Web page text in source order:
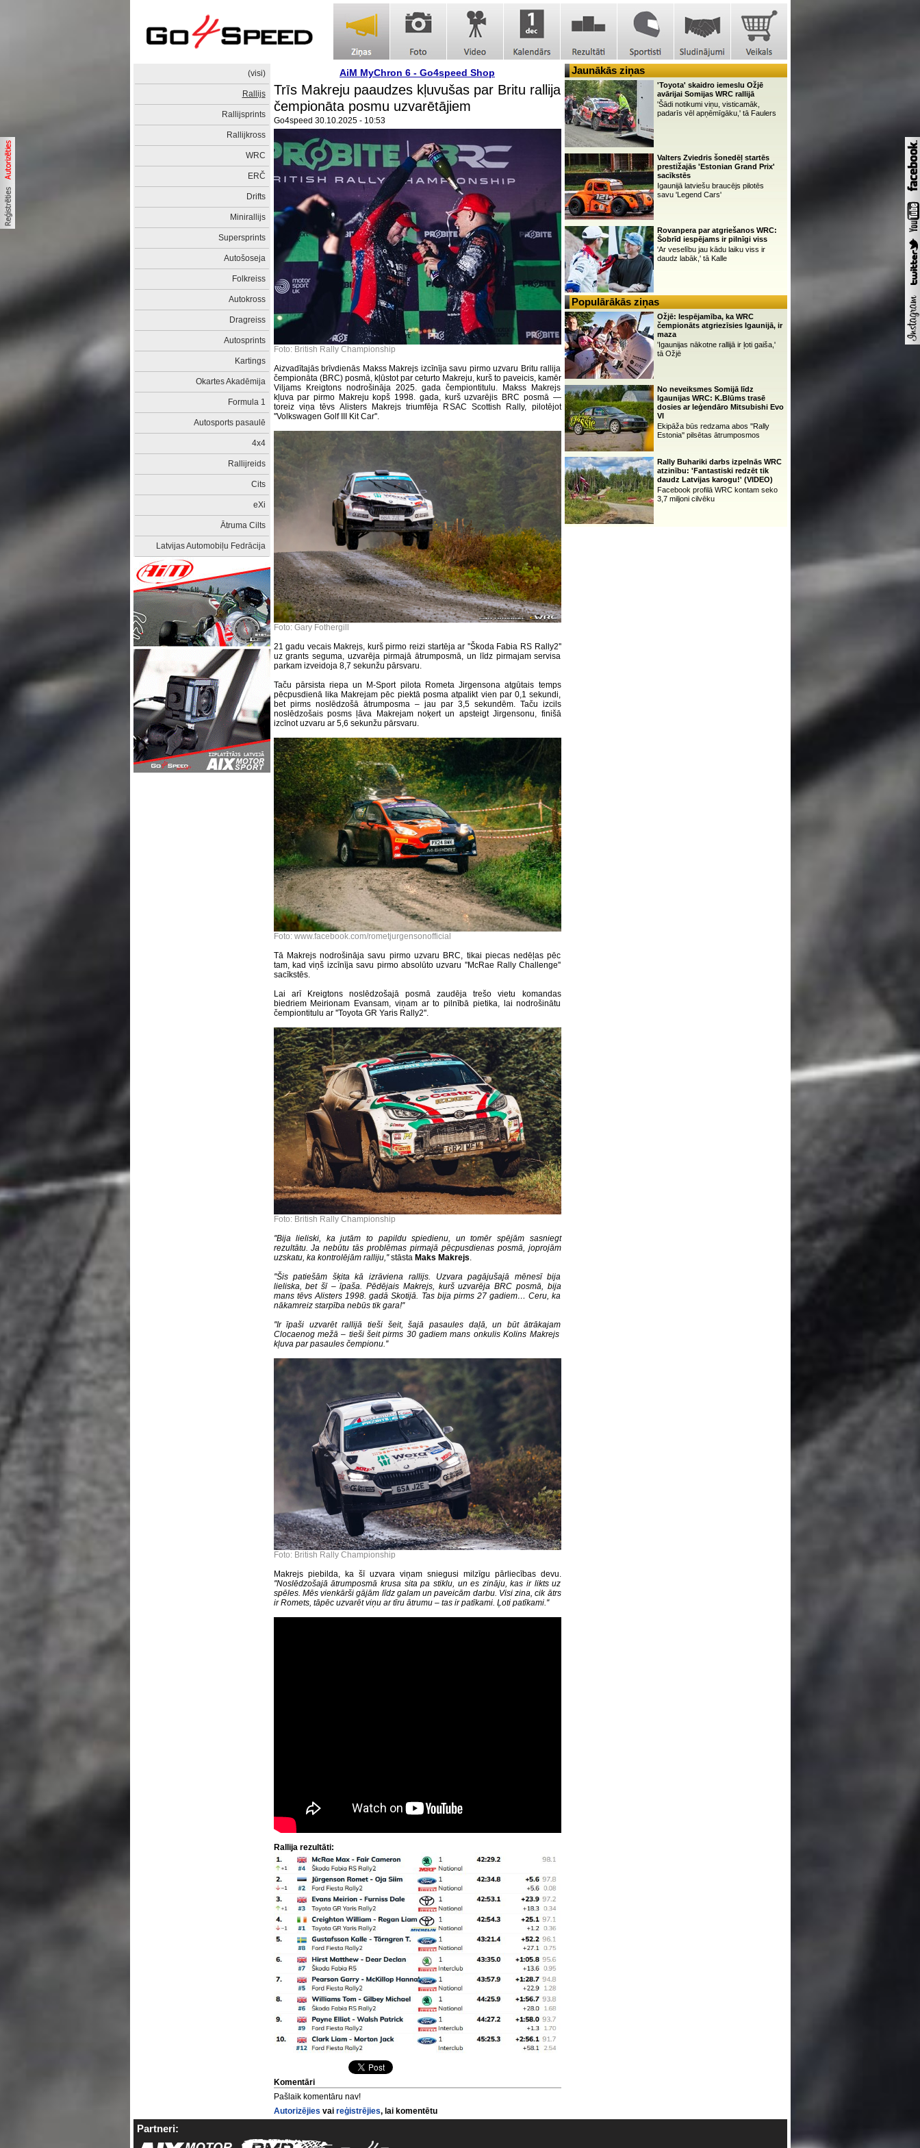
(visi)
Rallijs
Rallijsprints
Rallijkross
WRC
ERČ
Drifts
Minirallijs
Supersprints
Autošoseja
Folkreiss
Autokross
Dragreiss
Autosprints
Kartings
Okartes Akadēmija
Formula 1
Autosports pasaulē
4x4
Rallijreids
Cits
eXi
Ātruma Cilts
Latvijas Automobiļu Fedrācija
AiM MyChron 6 - Go4speed Shop
Trīs Makreju paaudzes kļuvušas par Britu rallija
čempionāta posmu uzvarētājiem
Go4speed 30.10.2025 - 10:53
Foto: British Rally Championship
Aizvadītajās brīvdienās Makss Makrejs izcīnīja savu pirmo uzvaru Britu rallija
čempionāta (BRC) posmā, kļūstot par ceturto Makreju, kurš to paveicis, kamēr
Viljams Kreigtons nodrošināja 2025. gada čempiontitulu. Makss Makrejs
kļuva par pirmo Makreju kopš 1998. gada, kurš uzvarējis BRC posmā —
toreiz viņa tēvs Alisters Makrejs triumfēja RSAC Scottish Rally, pilotējot
''Volkswagen Golf III Kit Car''.
Foto: Gary Fothergill
21 gadu vecais Makrejs, kurš pirmo reizi startēja ar ''Škoda Fabia RS Rally2''
uz grants seguma, uzvarēja pirmajā ātrumposmā, un līdz pirmajam servisa
parkam izveidoja 8,7 sekunžu pārsvaru.
Taču pārsista riepa un M-Sport pilota Rometa Jirgensona atgūtais temps
pēcpusdienā lika Makrejam pēc piektā posma atpalikt vien par 0,1 sekundi,
bet pirms noslēdzošā ātrumposma – jau par 3,5 sekundēm. Taču izcils
noslēdzošais posms ļāva Makrejam noķert un apsteigt Jirgensonu, finišā
izcīnot uzvaru ar 5,6 sekunžu pārsvaru.
Foto: www.facebook.com/rometjurgensonofficial
Tā Makrejs nodrošināja savu pirmo uzvaru BRC, tikai piecas nedēļas pēc
tam, kad viņš izcīnīja savu pirmo absolūto uzvaru ''McRae Rally Challenge''
sacīkstēs.
Lai arī Kreigtons noslēdzošajā posmā zaudēja trešo vietu komandas
biedriem Meirionam Evansam, viņam ar to pilnībā pietika, lai nodrošinātu
čempiontitulu ar ''Toyota GR Yaris Rally2''.
Foto: British Rally Championship
''Bija lieliski, ka jutām to papildu spiedienu, un tomēr spējām sasniegt
rezultātu. Ja nebūtu tās problēmas pirmajā pēcpusdienas posmā, joprojām
uzskatu, ka kontrolējām ralliju,''stāsta Maks Makrejs.
''Šis patiešām šķita kā izrāviena rallijs. Uzvara pagājušajā mēnesī bija
lieliska, bet šī – īpaša. Pēdējais Makrejs, kurš uzvarēja BRC posmā, bija
mans tēvs Alisters 1998. gadā Skotijā. Tas bija pirms 27 gadiem… Ceru, ka
nākamreiz starpība nebūs tik gara!''
''Ir īpaši uzvarēt rallijā tieši šeit, šajā pasaules daļā, un būt ātrākajam
Clocaenog mežā – tieši šeit pirms 30 gadiem mans onkulis Kolins Makrejs
kļuva par pasaules čempionu.''
Foto: British Rally Championship
Makrejs piebilda, ka šī uzvara viņam sniegusi milzīgu pārliecības devu.
''Noslēdzošajā ātrumposmā krusa sita pa stiklu, un es zināju, kas ir likts uz
spēles. Mēs vienkārši gājām līdz galam un paveicām darbu. Visi zina, cik ātrs
ir Romets, tāpēc uzvarēt viņu ar tīru ātrumu – tas ir patīkami. Ļoti patīkami.''
Rallija rezultāti:
Komentāri
Pašlaik komentāru nav!
Autorizējies vai reģistrējies, lai komentētu
Jaunākās ziņas
'Toyota' skaidro iemeslu Ožjē
avārijai Somijas WRC rallijā
'Šādi notikumi viņu, visticamāk,
padarīs vēl apņēmīgāku,' tā Faulers
Valters Zviedris šonedēļ startēs
prestižajās 'Estonian Grand Prix'
sacīkstēs
Igaunijā latviešu braucējs pilotēs
savu 'Legend Cars'
Rovanpera par atgriešanos WRC:
Šobrīd iespējams ir pilnīgi viss
'Ar veselību jau kādu laiku viss ir
daudz labāk,' tā Kalle
Populārākās ziņas
Ožjē: Iespējamība, ka WRC
čempionāts atgriezīsies Igaunijā, ir
maza
'Igaunijas nākotne rallijā ir ļoti gaiša,'
tā Ožjē
No neveiksmes Somijā līdz
Igaunijas WRC: K.Blūms trasē
dosies ar leģendāro Mitsubishi Evo
VI
Ekipāža būs redzama abos ''Rally
Estonia'' pilsētas ātrumposmos
Rally Buhariki darbs izpelnās WRC
atzinību: 'Fantastiski redzēt tik
daudz Latvijas karogu!' (VIDEO)
Facebook profilā WRC kontam seko
3,7 miljoni cilvēku
Partneri: